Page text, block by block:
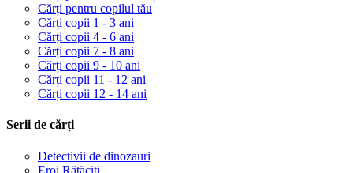
Cărți pentru copilul tău
Cărți copii 1 - 3 ani
Cărți copii 4 - 6 ani
Cărți copii 7 - 8 ani
Cărți copii 9 - 10 ani
Cărți copii 11 - 12 ani
Cărți copii 12 - 14 ani
Serii de cărți
Detectivii de dinozauri
Eroi Rătăciți